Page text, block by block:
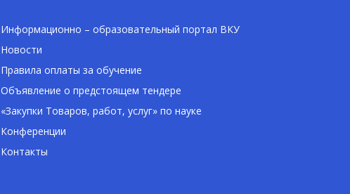
Информационно – образовательный портал ВКУ
Новости
Правила оплаты за обучение
Объявление о предстоящем тендере
«Закупки Товаров, работ, услуг» по науке
Конференции
Контакты